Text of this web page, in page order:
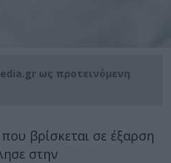
ως προτεινόμενη
βρίσκεται σε έξαρση
στην